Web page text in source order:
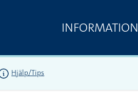
INFORMATION
Hjälp/Tips